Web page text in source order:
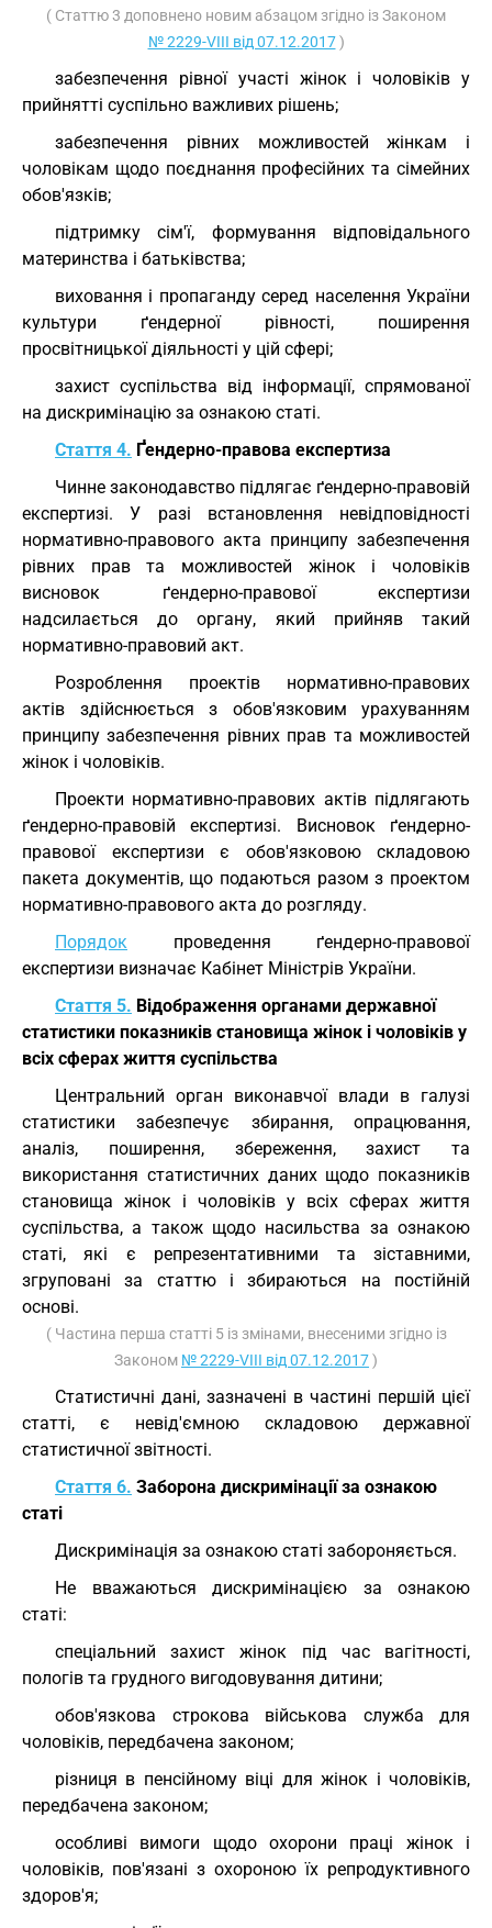
( Статтю 3 доповнено новим абзацом згідно із Законом
№ 2229-VIII від 07.12.2017)
забезпечення рівної участі жінок і чоловіків у
прийнятті суспільно важливих рішень;
забезпечення рівних можливостей жінкам і
чоловікам щодо поєднання професійних та сімейних
обов'язків;
підтримку сім'ї, формування відповідального
материнства і батьківства;
виховання і пропаганду серед населення України
культури ґендерної рівності, поширення
просвітницької діяльності у цій сфері;
захист суспільства від інформації, спрямованої
на дискримінацію за ознакою статі.
Стаття 4. Ґендерно-правова експертиза
Чинне законодавство підлягає ґендерно-правовій
експертизі. У разі встановлення невідповідності
нормативно-правового акта принципу забезпечення
рівних прав та можливостей жінок і чоловіків
висновок ґендерно-правової експертизи
надсилається до органу, який прийняв такий
нормативно-правовий акт.
Розроблення проектів нормативно-правових
актів здійснюється з обов'язковим урахуванням
принципу забезпечення рівних прав та можливостей
жінок і чоловіків.
Проекти нормативно-правових актів підлягають
ґендерно-правовій експертизі. Висновок ґендерно-
правової експертизи є обов'язковою складовою
пакета документів, що подаються разом з проектом
нормативно-правового акта до розгляду.
Порядок проведення ґендерно-правової
експертизи визначає Кабінет Міністрів України.
Стаття 5. Відображення органами державної
статистики показників становища жінок і чоловіків у
всіх сферах життя суспільства
Центральний орган виконавчої влади в галузі
статистики забезпечує збирання, опрацювання,
аналіз, поширення, збереження, захист та
використання статистичних даних щодо показників
становища жінок і чоловіків у всіх сферах життя
суспільства, а також щодо насильства за ознакою
статі, які є репрезентативними та зіставними,
згруповані за статтю і збираються на постійній
основі.
( Частина перша статті 5 із змінами, внесеними згідно із
Законом № 2229-VIII від 07.12.2017)
Статистичні дані, зазначені в частині першій цієї
статті, є невід'ємною складовою державної
статистичної звітності.
Стаття 6. Заборона дискримінації за ознакою
статі
Дискримінація за ознакою статі забороняється.
Не вважаються дискримінацією за ознакою
статі:
спеціальний захист жінок під час вагітності,
пологів та грудного вигодовування дитини;
обов'язкова строкова військова служба для
чоловіків, передбачена законом;
різниця в пенсійному віці для жінок і чоловіків,
передбачена законом;
особливі вимоги щодо охорони праці жінок і
чоловіків, пов'язані з охороною їх репродуктивного
здоров'я;